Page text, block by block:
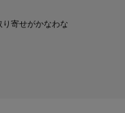
寄せがかなわな